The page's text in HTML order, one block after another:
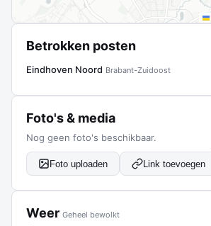
Betrokken posten
Eindhoven Noord Brabant-Zuidoost
Foto's & media
Nog geen foto's beschikbaar.
Foto uploaden Link toevoegen
Weer Geheel bewolkt